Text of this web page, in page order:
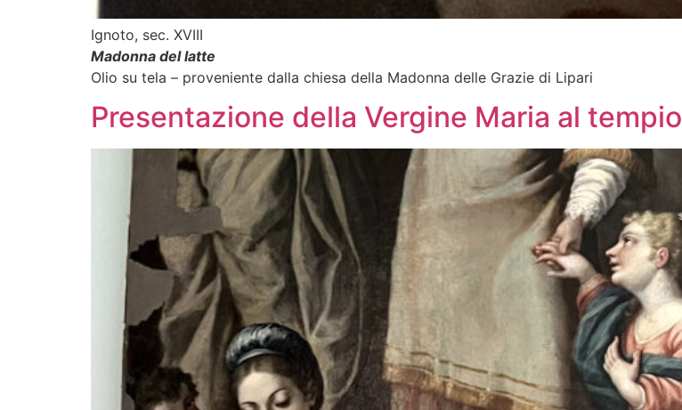
Ignoto, sec. XVIII
Madonna del latte
Olio su tela – proveniente dalla chiesa della Madonna delle Grazie di Lipari
Presentazione della Vergine Maria al tempio